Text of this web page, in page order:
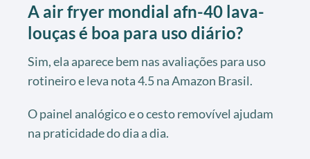
A air fryer mondial afn-40 lava-
louças é boa para uso diário?
Sim, ela aparece bem nas avaliações para uso
rotineiro e leva nota 4.5 na Amazon Brasil.
O painel analógico e o cesto removível ajudam
na praticidade do dia a dia.